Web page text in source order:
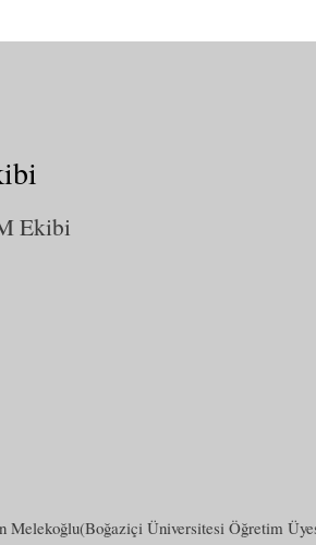
Ekibi
Melekoğlu(Boğaziçi Üniversitesi Öğretim